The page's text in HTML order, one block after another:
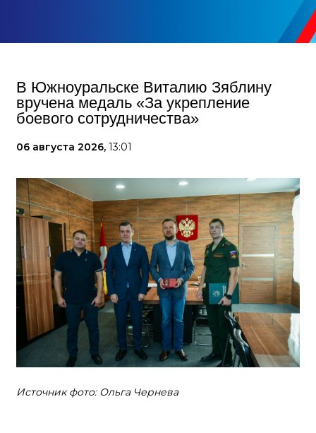
В Южноуральске Виталию Зяблину
вручена медаль «За укрепление
боевого сотрудничества»
06 августа 2026, 13:01
Источник фото: Ольга Чернева